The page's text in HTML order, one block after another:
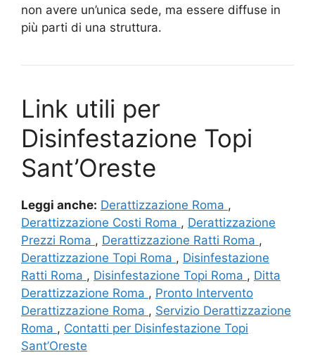
non avere un’unica sede, ma essere diffuse in
più parti di una struttura.
Link utili per
Disinfestazione Topi
Sant’Oreste
Leggi anche: Derattizzazione Roma ,
Derattizzazione Costi Roma , Derattizzazione
Prezzi Roma , Derattizzazione Ratti Roma ,
Derattizzazione Topi Roma , Disinfestazione
Ratti Roma , Disinfestazione Topi Roma , Ditta
Derattizzazione Roma , Pronto Intervento
Derattizzazione Roma , Servizio Derattizzazione
Roma , Contatti per Disinfestazione Topi
Sant’Oreste